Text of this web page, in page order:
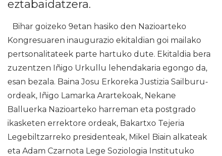
eztabaidatzera.
Bihar goizeko 9etan hasiko den Nazioarteko
Kongresuaren inaugurazio ekitaldian goi mailako
pertsonalitateek parte hartuko dute. Ekitaldia bera
zuzentzen Iñigo Urkullu lehendakaria egongo da,
esan bezala. Baina Josu Erkoreka Justizia Sailburu-
ordeak, Iñigo Lamarka Arartekoak, Nekane
Balluerka Nazioarteko harreman eta postgrado
ikasketen errektore ordeak, Bakartxo Tejeria
Legebiltzarreko presidenteak, Mikel Biain alkateak
eta Adam Czarnota Lege Soziologia Institutuko